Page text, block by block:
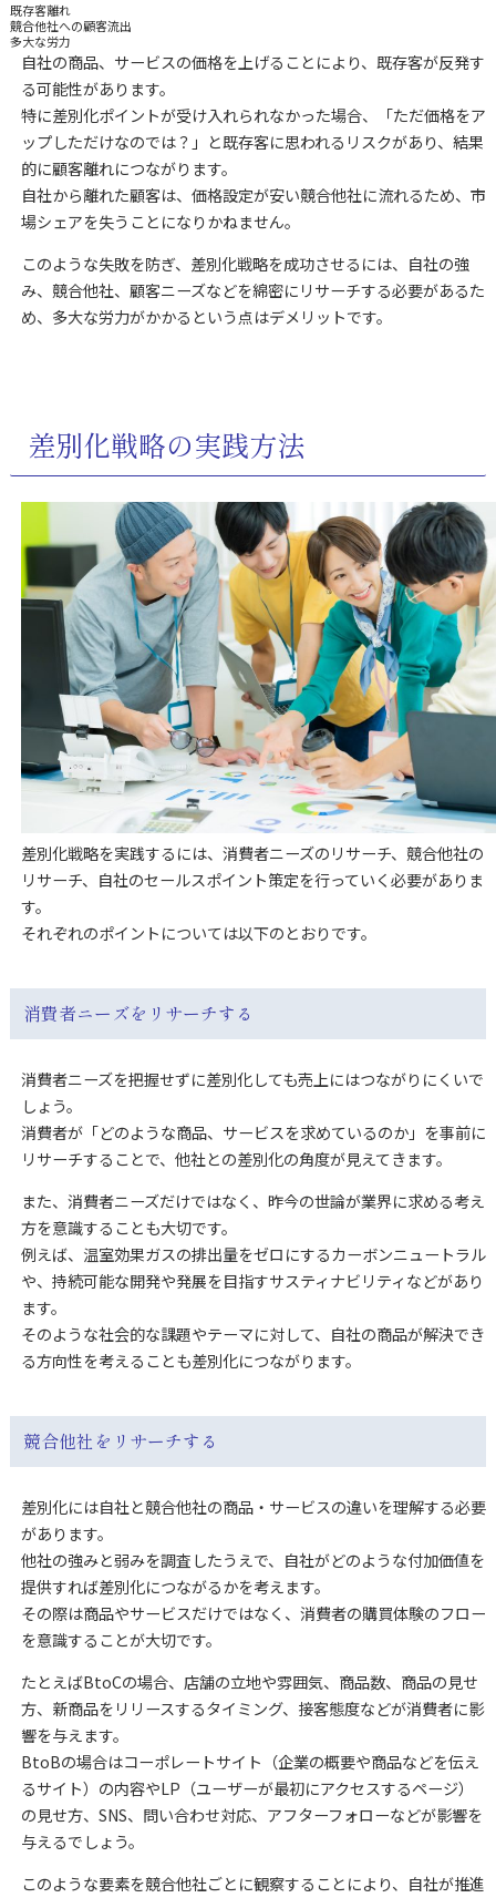
既存客離れ
競合他社への顧客流出
多大な労力
自社の商品、サービスの価格を上げることにより、既存客が反発す
る可能性があります。
特に差別化ポイントが受け入れられなかった場合、「ただ価格をア
ップしただけなのでは？」と既存客に思われるリスクがあり、結果
的に顧客離れにつながります。
自社から離れた顧客は、価格設定が安い競合他社に流れるため、市
場シェアを失うことになりかねません。
このような失敗を防ぎ、差別化戦略を成功させるには、自社の強
み、競合他社、顧客ニーズなどを綿密にリサーチする必要があるた
め、多大な労力がかかるという点はデメリットです。
差別化戦略の実践方法
差別化戦略を実践するには、消費者ニーズのリサーチ、競合他社の
リサーチ、自社のセールスポイント策定を行っていく必要がありま
す。
それぞれのポイントについては以下のとおりです。
消費者ニーズをリサーチする
消費者ニーズを把握せずに差別化しても売上にはつながりにくいで
しょう。
消費者が「どのような商品、サービスを求めているのか」を事前に
リサーチすることで、他社との差別化の角度が見えてきます。
また、消費者ニーズだけではなく、昨今の世論が業界に求める考え
方を意識することも大切です。
例えば、温室効果ガスの排出量をゼロにするカーボンニュートラル
や、持続可能な開発や発展を目指すサスティナビリティなどがあり
ます。
そのような社会的な課題やテーマに対して、自社の商品が解決でき
る方向性を考えることも差別化につながります。
競合他社をリサーチする
差別化には自社と競合他社の商品・サービスの違いを理解する必要
があります。
他社の強みと弱みを調査したうえで、自社がどのような付加価値を
提供すれば差別化につながるかを考えます。
その際は商品やサービスだけではなく、消費者の購買体験のフロー
を意識することが大切です。
たとえばBtoCの場合、店舗の立地や雰囲気、商品数、商品の見せ
方、新商品をリリースするタイミング、接客態度などが消費者に影
響を与えます。
BtoBの場合はコーポレートサイト（企業の概要や商品などを伝え
るサイト）の内容やLP（ユーザーが最初にアクセスするページ）
の見せ方、SNS、問い合わせ対応、アフターフォローなどが影響を
与えるでしょう。
このような要素を競合他社ごとに観察することにより、自社が推進